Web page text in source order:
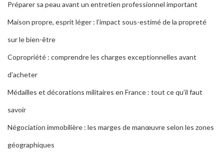
Préparer sa peau avant un entretien professionnel important
Maison propre, esprit léger : l’impact sous-estimé de la propreté
sur le bien-être
Copropriété : comprendre les charges exceptionnelles avant
d’acheter
Médailles et décorations militaires en France : tout ce qu’il faut
savoir
Négociation immobilière : les marges de manœuvre selon les zones
géographiques